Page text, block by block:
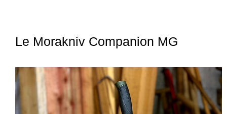
Le Morakniv Companion MG